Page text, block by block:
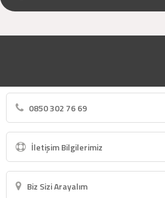
0850 302 76 69
İletişim Bilgilerimiz
Biz Sizi Arayalım